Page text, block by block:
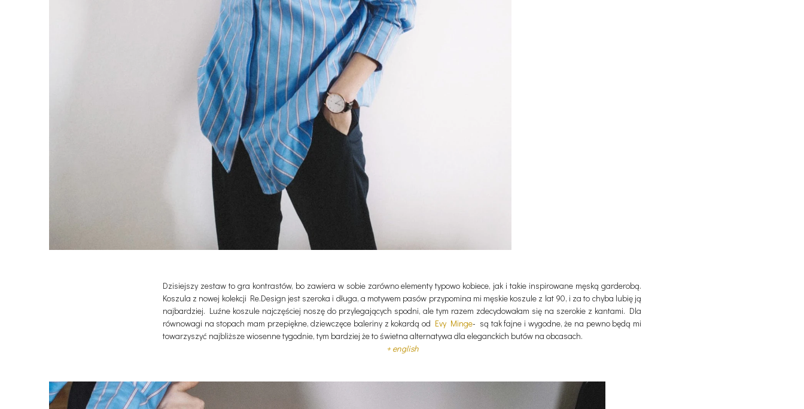
Dzisiejszy zestaw to gra kontrastów, bo zawiera w sobie zarówno elementy typowo kobiece, jak i takie inspirowane męską garderobą.
Koszula z nowej kolekcji Re.Design jest szeroka i długa, a motywem pasów przypomina mi męskie koszule z lat 90, i za to chyba lubię ją
najbardziej. Luźne koszule najczęściej noszę do przylegających spodni, ale tym razem zdecydowałam się na szerokie z kantami. Dla
równowagi na stopach mam przepiękne, dziewczęce baleriny z kokardą od Evy Minge- są tak fajne i wygodne, że na pewno będą mi
towarzyszyć najbliższe wiosenne tygodnie, tym bardziej że to świetna alternatywa dla eleganckich butów na obcasach.
+ english